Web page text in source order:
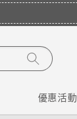
優惠活動